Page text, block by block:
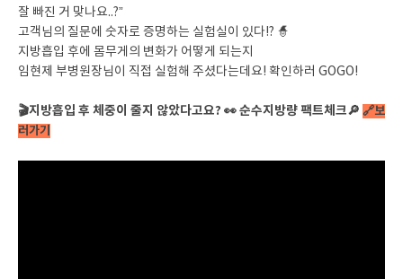
잘 빠진 거 맞나요..?”
고객님의 질문에 숫자로 증명하는 실험실이 있다!? 🧙
지방흡입 후에 몸무게의 변화가 어떻게 되는지
임현제 부병원장님이 직접 실험해 주셨다는데요! 확인하러 GOGO!
🎬지방흡입 후 체중이 줄지 않았다고요? 👀 순수지방량 팩트체크🔎 🔗보
러가기